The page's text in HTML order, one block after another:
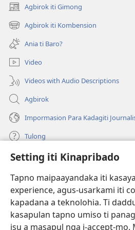
Setting iti Kinapribado
Tapno maipaayandaka iti
experience, agus-usarkami iti
kapadana a teknolohia. Ti
kasapulan tapno umiso ti
isu a masapul nga i-accept-mo.
Agbirok iti Gimong
(manglukat
iti
baro
window)
Agbirok iti Kombension
(manglukat
iti
baro
a
window)
Ania ti Baro?
Video
Videos with Audio Descriptions
Agbirok
Impormasion Para Kadagiti
Tulong
Donasion
(manglukat
iti
baro
a
window)
Watchtower ONLINE A LIBRARIA
(manglukat
iti
baro
a
JW Hub ®
(manglukat
iti